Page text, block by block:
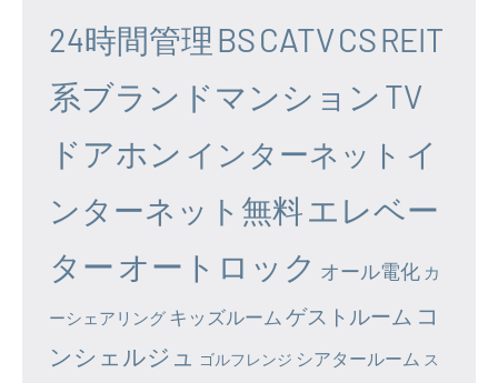
24時間管理 BSCATVCSREIT
系ブランドマンション TV
ドアホン インターネット イ
ンターネット無料エレベー
ター オートロック オール電化 カ
ーシェアリング キッズルーム ゲストルーム コ
ンシェルジュ
ゴルフレンジ シアタールーム ス